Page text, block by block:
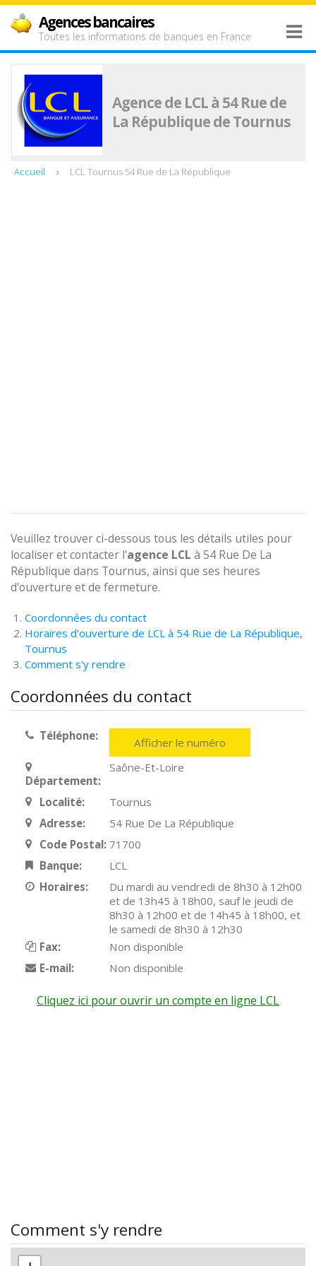
Agences bancaires
Toutes les informations de banques en France
Agence de LCL à 54 Rue de
La République de Tournus
Accueil LCL Tournus 54 Rue de La République
Veuillez trouver ci-dessous tous les détails utiles pour
localiser et contacter l'agence LCL à 54 Rue De La
République dans Tournus, ainsi que ses heures
d'ouverture et de fermeture.
Coordonnées du contact
Horaires d'ouverture de LCL à 54 Rue de La République,
Tournus
Comment s'y rendre
Coordonnées du contact
Téléphone: Afficher le numéro
Département:
Saône-Et-Loire
Localité:
Tournus
Adresse:
54 Rue De La République
Code Postal: 71700
Banque:
LCL
Horaires:
Du mardi au vendredi de 8h30 à 12h00
et de 13h45 à 18h00, sauf le jeudi de
8h30 à 12h00 et de 14h45 à 18h00, et
le samedi de 8h30 à 12h30
Fax:
Non disponible
E-mail:
Non disponible
Cliquez ici pour ouvrir un compte en ligne LCL
Comment s'y rendre